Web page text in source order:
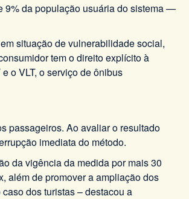
9% da população usuária do sistema —
situação de vulnerabilidade social,
tem o direito explícito à
o VLT, o serviço de ônibus
passageiros. Ao avaliar o resultado
imediata do método.
da vigência da medida por mais 30
além de promover a ampliação dos
dos turistas – destacou a